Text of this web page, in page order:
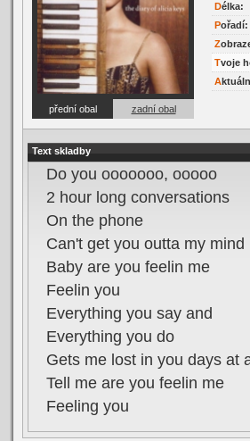
přední obal zadní obal
Délka:
Pořadí:
Tvoje
Text skladby
Do you ooooooo, ooooo
2 hour long conversations
On the phone
Can't get you outta my mind
Baby are you feelin me
Feelin you
Everything you say and
Everything you do
Gets me lost in you days at
Tell me are you feelin me
Feeling you